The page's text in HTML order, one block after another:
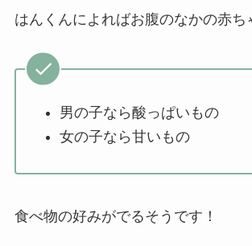
はんくんによればお腹のなかの赤
男の子なら酸っぱいもの
女の子なら甘いもの
食べ物の好みがでるそうです！